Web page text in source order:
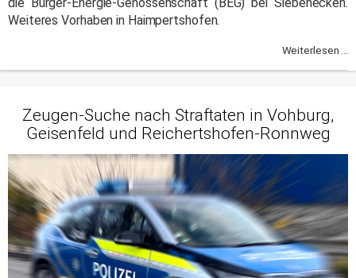
Weiteres Vorhaben in Haimpertshofen.
Weiterlesen ...
Zeugen-Suche nach Straftaten in Vohburg,
Geisenfeld und Reichertshofen-Ronnweg